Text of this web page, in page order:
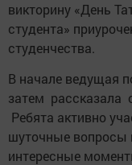
викторину «День
студента»
студенчества.
В начале ведущая
затем рассказала
Ребята активно
шуточные вопросы
интересные